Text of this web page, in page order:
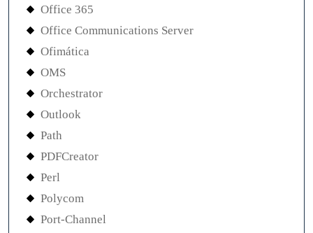
Office 365
Office Communications Server
Ofimática
OMS
Orchestrator
Outlook
Path
PDFCreator
Perl
Polycom
Port-Channel